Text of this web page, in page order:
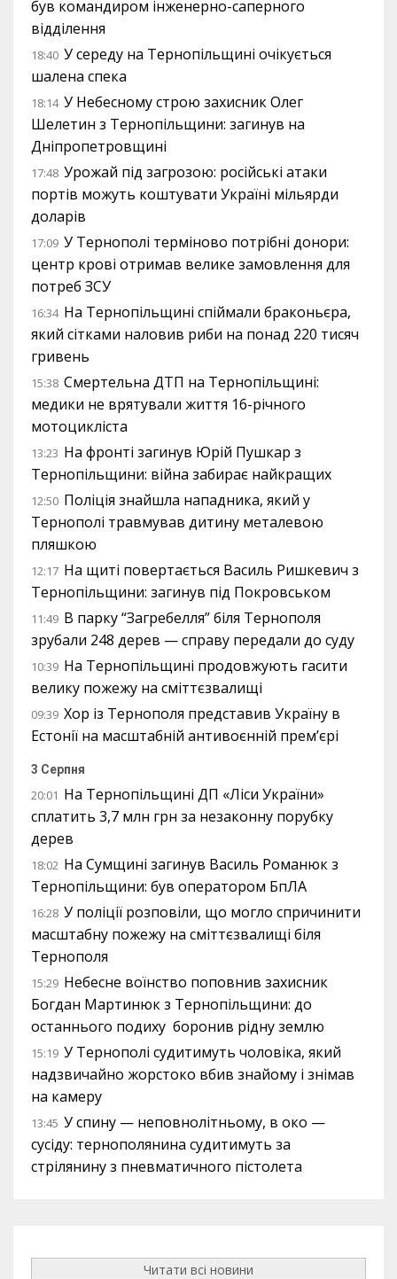
був командиром інженерно-саперного
відділення
18:40 У середу на Тернопільщині очікується
шалена спека
18:14 У Небесному строю захисник Олег
Шелетин з Тернопільщини: загинув на
Дніпропетровщині
17:48 Урожай під загрозою: російські атаки
портів можуть коштувати Україні мільярди
доларів
17:09 У Тернополі терміново потрібні донори:
центр крові отримав велике замовлення для
потреб ЗСУ
16:34 На Тернопільщині спіймали браконьєра,
який сітками наловив риби на понад 220 тисяч
гривень
15:38 Смертельна ДТП на Тернопільщині:
медики не врятували життя 16-річного
мотоцикліста
13:23 На фронті загинув Юрій Пушкар з
Тернопільщини: війна забирає найкращих
12:50 Поліція знайшла нападника, який у
Тернополі травмував дитину металевою
пляшкою
12:17 На щиті повертається Василь Ришкевич з
Тернопільщини: загинув під Покровськом
11:49 В парку “Загребелля” біля Тернополя
зрубали 248 дерев — справу передали до суду
10:39 На Тернопільщині продовжують гасити
велику пожежу на сміттєзвалищі
09:39 Хор із Тернополя представив Україну в
Естонії на масштабній антивоєнній прем’єрі
3 Серпня
20:01 На Тернопільщині ДП «Ліси України»
сплатить 3,7 млн грн за незаконну порубку
дерев
18:02 На Сумщині загинув Василь Романюк з
Тернопільщини: був оператором БпЛА
16:28 У поліції розповіли, що могло спричинити
масштабну пожежу на сміттєзвалищі біля
Тернополя
15:29 Небесне воїнство поповнив захисник
Богдан Мартинюк з Тернопільщини: до
останнього подиху боронив рідну землю
15:19 У Тернополі судитимуть чоловіка, який
надзвичайно жорстоко вбив знайому і знімав
на камеру
13:45 У спину — неповнолітньому, в око —
сусіду: тернополянина судитимуть за
стрілянину з пневматичного пістолета
Читати всі новини